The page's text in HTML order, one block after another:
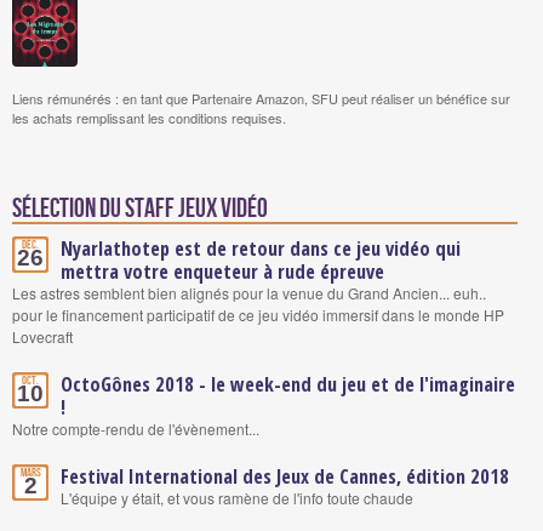
Liens rémunérés : en tant que Partenaire Amazon, SFU peut réaliser un bénéfice sur
les achats remplissant les conditions requises.
Sélection du staff Jeux vidéo
Déc.
26
Nyarlathotep est de retour dans ce jeu vidéo qui
mettra votre enqueteur à rude épreuve
Les astres semblent bien alignés pour la venue du Grand Ancien... euh..
pour le financement participatif de ce jeu vidéo immersif dans le monde HP
Lovecraft
Oct.
10
OctoGônes 2018 - le week-end du jeu et de l'imaginaire
!
Notre compte-rendu de l'évènement...
Mars
2 Festival International des Jeux de Cannes, édition 2018
L'équipe y était, et vous ramène de l'info toute chaude